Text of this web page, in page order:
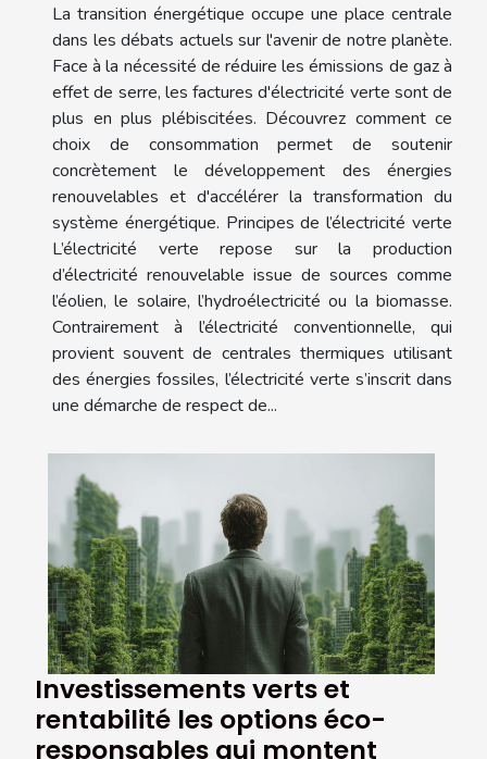
La transition énergétique occupe une place centrale
dans les débats actuels sur l'avenir de notre planète.
Face à la nécessité de réduire les émissions de gaz à
effet de serre, les factures d'électricité verte sont de
plus en plus plébiscitées. Découvrez comment ce
choix de consommation permet de soutenir
concrètement le développement des énergies
renouvelables et d'accélérer la transformation du
système énergétique. Principes de l’électricité verte
L’électricité verte repose sur la production
d’électricité renouvelable issue de sources comme
l’éolien, le solaire, l’hydroélectricité ou la biomasse.
Contrairement à l’électricité conventionnelle, qui
provient souvent de centrales thermiques utilisant
des énergies fossiles, l’électricité verte s’inscrit dans
une démarche de respect de...
Investissements verts et
rentabilité les options éco-
responsables qui montent